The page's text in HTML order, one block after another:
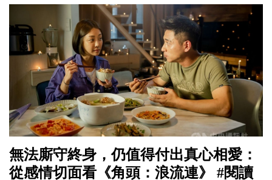
無法廝守終身，仍值得付出真心相愛：
從感情切面看《角頭：浪流連》 #閱讀